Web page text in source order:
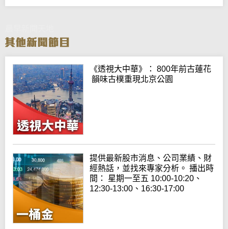
《透視大中華》： 800年前古蓮花
韻味古樸重現北京公園
提供最新股市消息、公司業績、財
經熱話，並找來專家分析。 播出時
間： 星期一至五 10:00-10:20、
12:30-13:00、16:30-17:00